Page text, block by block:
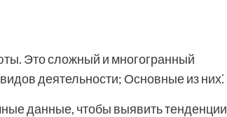
Это сложный и многогранный
деятельности; Основные из них⁚
данные, чтобы выявить тенденции